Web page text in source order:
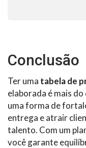
Conclusão
Ter uma tabela de
elaborada é mais
uma forma de
entrega e atrair
talento. Com um
você garante